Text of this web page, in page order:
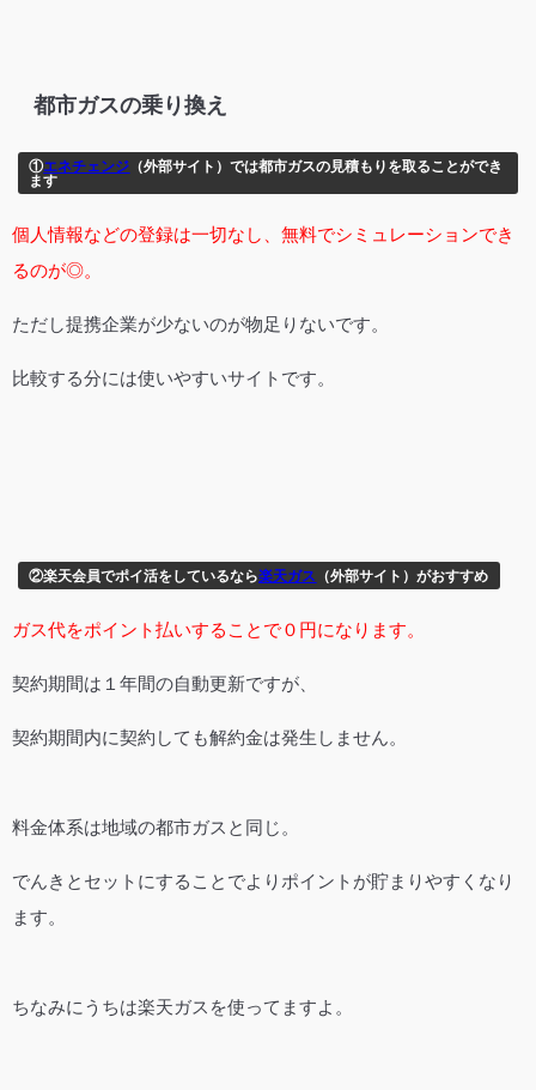
都市ガスの乗り換え
①エネチェンジ （外部サイト）では都市ガスの見積もりを取ることができ
ます
個人情報などの登録は一切なし、無料でシミュレーションでき
るのが◎。
ただし提携企業が少ないのが物足りないです。
比較する分には使いやすいサイトです。
②楽天会員でポイ活をしているなら楽天ガス （外部サイト）がおすすめ
ガス代をポイント払いすることで０円になります。
契約期間は１年間の自動更新ですが、
契約期間内に契約しても解約金は発生しません。
料金体系は地域の都市ガスと同じ。
でんきとセットにすることでよりポイントが貯まりやすくなり
ます。
ちなみにうちは楽天ガスを使ってますよ。